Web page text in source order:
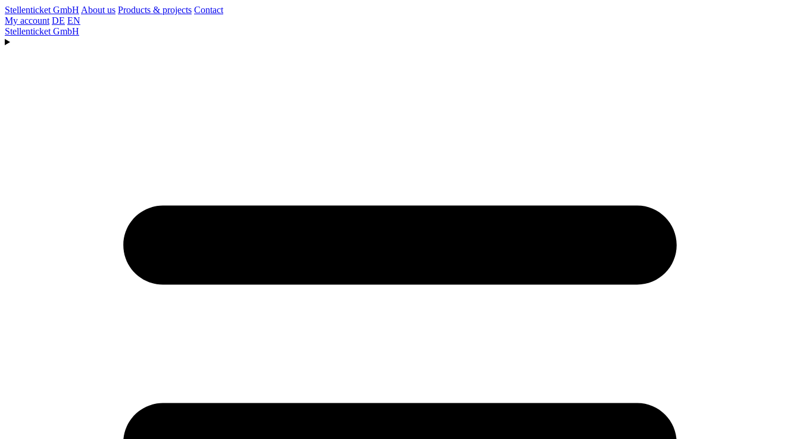
Stellenticket GmbH About us Products & projects Contact
My account DE EN
Stellenticket GmbH